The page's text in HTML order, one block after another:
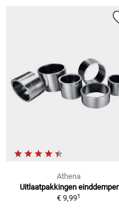
Athena
Uitlaatpakkingen einddemper
€ 9,991